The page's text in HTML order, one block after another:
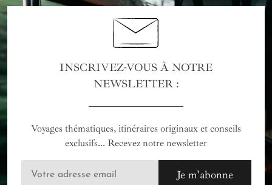
INSCRIVEZ-VOUS À NOTRE
NEWSLETTER :
Voyages thématiques, itinéraires originaux et conseils
exclusifs... Recevez notre newsletter
Je m'abonne